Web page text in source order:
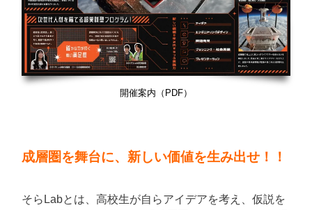
開催案内（PDF）
成層圏を舞台に、新しい価値を生み出せ！！
そらLabとは、高校生が自らアイデアを考え、仮説を